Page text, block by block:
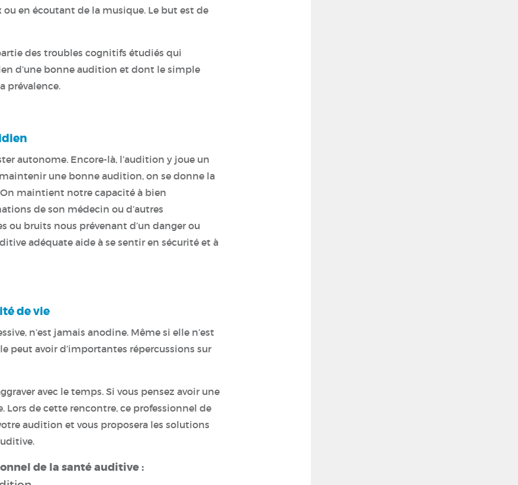
en écoutant de la musique. Le but est de
des troubles cognitifs étudiés qui
d’une bonne audition et dont le simple
prévalence.
autonome. Encore-là, l’audition y joue un
une bonne audition, on se donne la
maintient notre capacité à bien
de son médecin ou d’autres
ou bruits nous prévenant d’un danger ou
adéquate aide à se sentir en sécurité et à
de vie
n’est jamais anodine. Même si elle n’est
peut avoir d’importantes répercussions sur
avec le temps. Si vous pensez avoir une
de cette rencontre, ce professionnel de
audition et vous proposera les solutions
de la santé auditive :